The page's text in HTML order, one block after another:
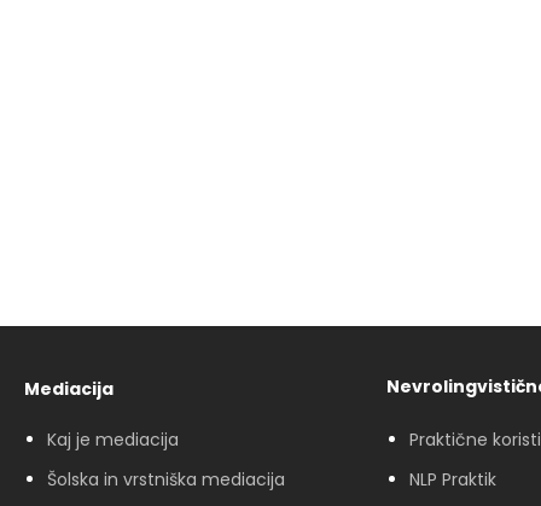
Mediacija
Kaj je mediacija
Šolska in vrstniška mediacija
Praktične koristi
NLP Praktik